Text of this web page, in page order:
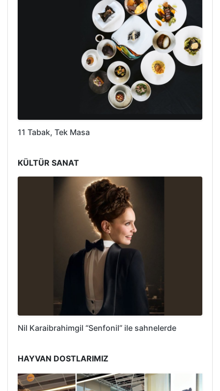
11 Tabak, Tek Masa
KÜLTÜR SANAT
Nil Karaibrahimgil “Senfonil” ile sahnelerde
HAYVAN DOSTLARIMIZ